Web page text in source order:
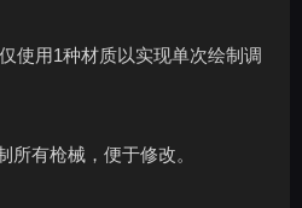
使用1种材质以实现单次绘制调
所有枪械，便于修改。